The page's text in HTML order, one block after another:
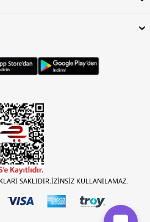
SAKLIDIR.İZİNSİZ KULLANILAMAZ.